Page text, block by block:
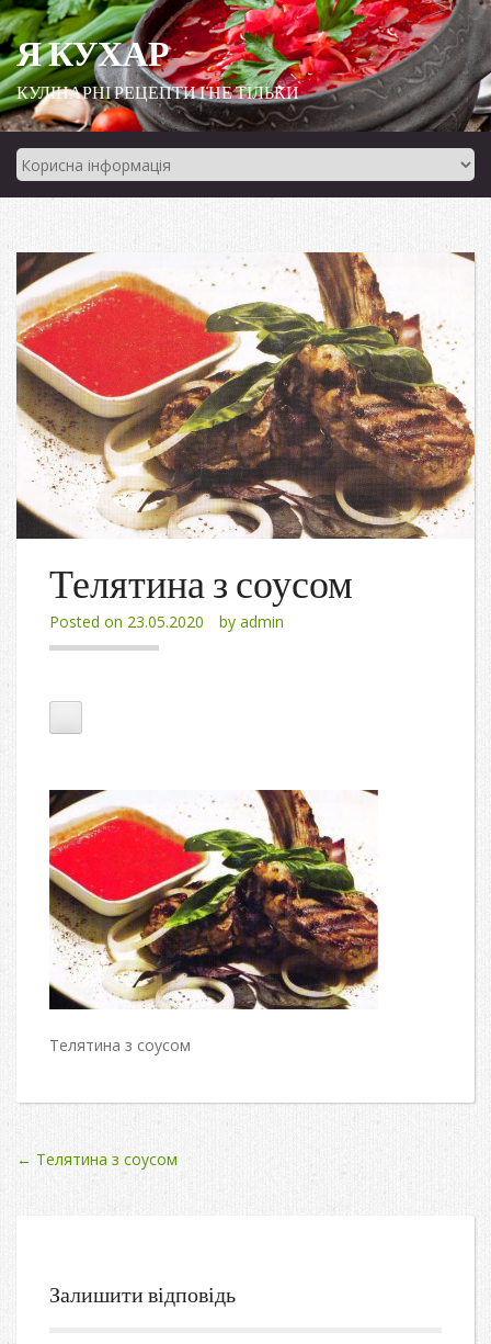
Я КУХАР
КУЛІНАРНІ РЕЦЕПТИ І НЕ ТІЛЬКИ
Телятина з соусом
Posted on 23.05.2020 by admin
Телятина з соусом
Post
navigation
← Телятина з соусом
Залишити відповідь